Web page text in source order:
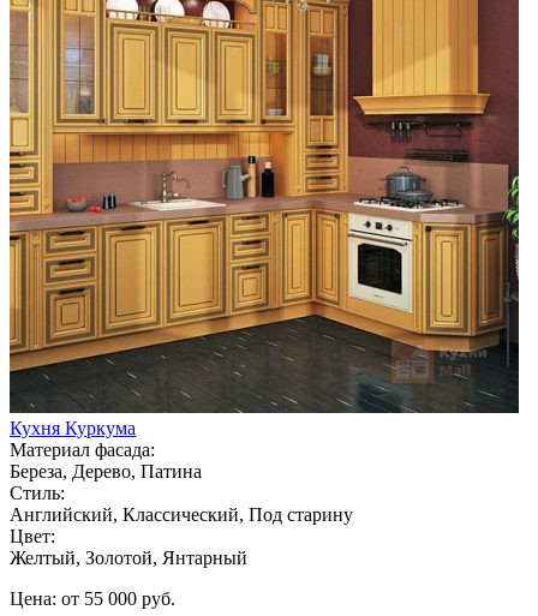
Кухня Куркума
Материал фасада:
Береза, Дерево, Патина
Стиль:
Английский, Классический, Под старину
Цвет:
Желтый, Золотой, Янтарный
Цена: от 55 000 руб.